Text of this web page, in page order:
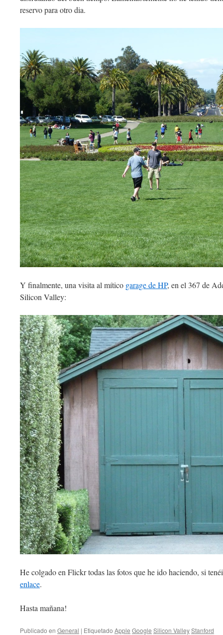
reservo para otro dia.
Y finalmente, una visita al mítico garage de HP, en el 367 de
Silicon Valley:
He colgado en Flickr todas las fotos que he ido haciendo, si
enlace.
Hasta mañana!
Publicado en General | Etiquetado Apple Google Silicon ValleyStanford